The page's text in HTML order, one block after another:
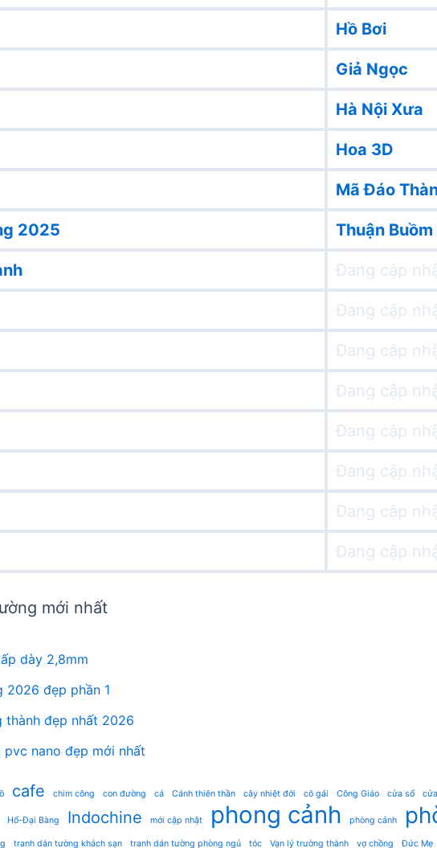
Hồ Bơi
Giả Ngọc
Hà Nội Xưa
Hoa 3D
Mã Đáo
2025 Thuận
Đang cập
Đang cập
Đang cập
Đang cập
Đang cập
Đang cập
Đang cập
Đang cập
mới nhất
dày 2,8mm
2026 đẹp phần 1
thành đẹp nhất 2026
pvc nano đẹp mới nhất
cafe chim công con đường cá Cánh thiên thần cây nhiệt đới cô gái Công Giáo cửa sổ
Hổ-Đại Bàng Indochine mới cập nhật phong cảnh phòng cảnh
tranh dán tường khách sạn tranh dán tường phòng ngủ tóc Vạn lý trường thành vợ chồng Đức Mẹ